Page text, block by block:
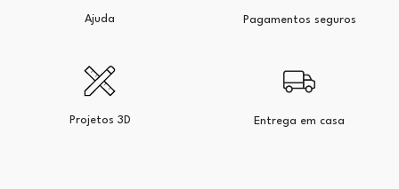
Ajuda Pagamentos seguros
Projetos 3D Entrega em casa